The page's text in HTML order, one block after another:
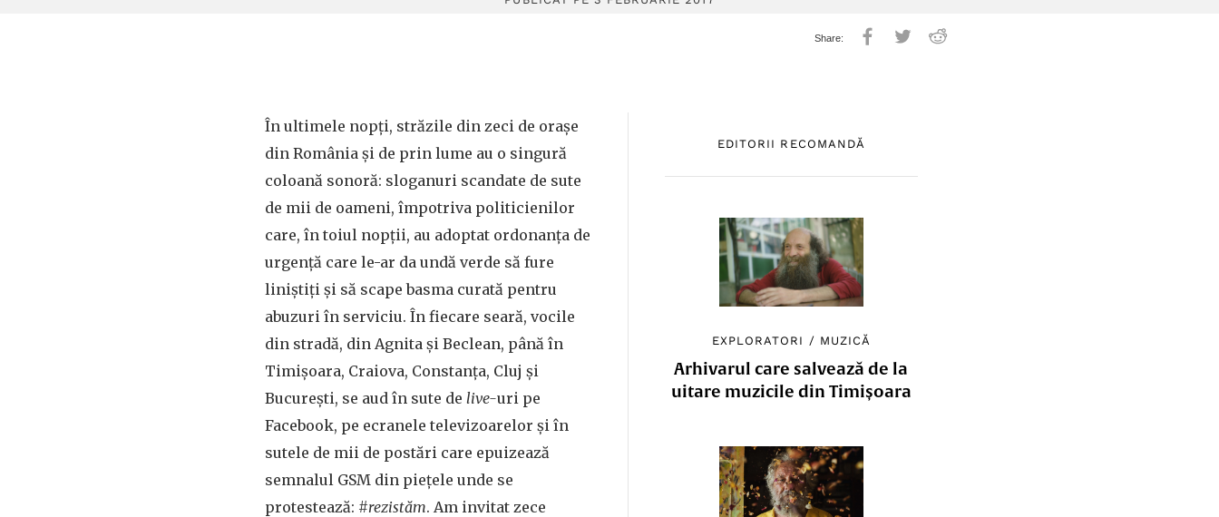
EDITORII RECOMANDĂ
EXPLORATORI / MUZICĂ
Arhivarul care salvează de la
uitare muzicile din Timișoara
În ultimele nopți, străzile din zeci de orașe
din România și de prin lume au o singură
coloană sonoră: sloganuri scandate de sute
de mii de oameni, împotriva politicienilor
care, în toiul nopții, au adoptat ordonanța de
urgență care le-ar da undă verde să fure
liniștiți și să scape basma curată pentru
abuzuri în serviciu. În fiecare seară, vocile
din stradă, din Agnita și Beclean, până în
Timișoara, Craiova, Constanța, Cluj și
București, se aud în sute de live-uri pe
Facebook, pe ecranele televizoarelor și în
sutele de mii de postări care epuizează
semnalul GSM din piețele unde se
protestează: #rezistăm. Am invitat zece